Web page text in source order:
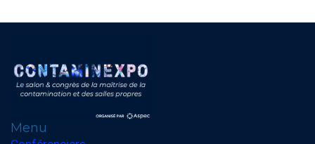
Menu